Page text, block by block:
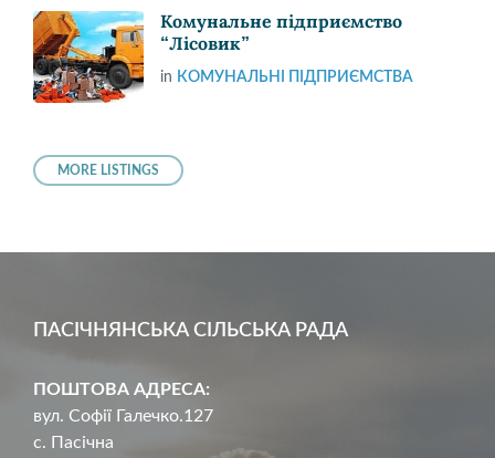
Комунальне підприємство
“Лісовик”
in КОМУНАЛЬНІ ПІДПРИЄМСТВА
MORE LISTINGS
ПАСІЧНЯНСЬКА СІЛЬСЬКА РАДА
ПОШТОВА АДРЕСА:
вул. Софії Галечко.127
с. Пасічна